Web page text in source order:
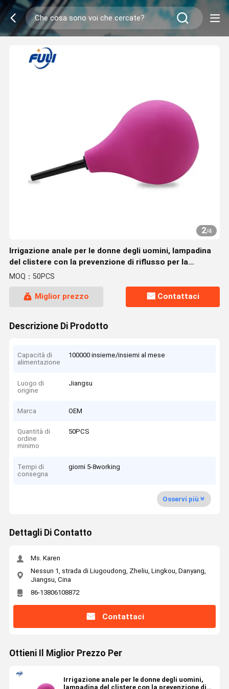
2/4
Irrigazione anale per le donne degli uomini, lampadina
del clistere con la prevenzione di riflusso per la
disintossicazione di pulizia dei due punti e
MOQ：50PCS
Miglior prezzo Contattaci
Descrizione Di Prodotto
Capacità di
alimentazione
100000 insieme/insiemi al mese
Luogo di
origine
Jiangsu
Marca OEM
Quantità di
ordine
minimo
50PCS
Tempi di
consegna
giorni 5-8working
Osservi più
Dettagli Di Contatto
Ms. Karen
Nessun 1, strada di Liugoudong, Zheliu, Lingkou, Danyang,
Jiangsu, Cina
86-13806108872
Contattaci
Ottieni Il Miglior Prezzo Per
Irrigazione anale per le donne degli uomini,
lampadina del clistere con la prevenzione di